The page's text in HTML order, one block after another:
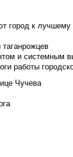
город к лучшему
и системным
работы
Чучева